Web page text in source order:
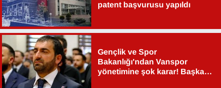
patent başvurusu yapıldı
Gençlik ve Spor
Bakanlığı'ndan Vanspor
yönetimine şok karar! Başkan